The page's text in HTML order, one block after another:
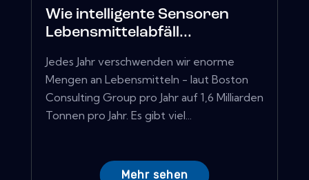
Wie intelligente Sensoren
Lebensmittelabfäll...
Jedes Jahr verschwenden wir enorme
Mengen an Lebensmitteln - laut Boston
Consulting Group pro Jahr auf 1,6 Milliarden
Tonnen pro Jahr. Es gibt viel...
Mehr sehen